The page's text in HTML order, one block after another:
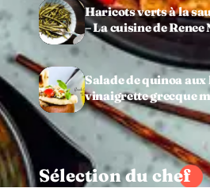
Haricots verts à la
– La cuisine de Renee
Salade de quinoa aux
vinaigrette grecque
Sélection du chef